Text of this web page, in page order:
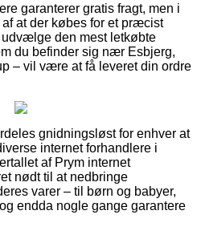
garanterer gratis fragt, men i
at der købes for et præcist
den mest letkøbte
du befinder sig nær Esbjerg,
– vil være at få leveret din ordre
gnidningsløst for enhver at
internet forhandlere i
af Prym internet
nødt til at nedbringe
varer – til børn og babyer,
endda nogle gange garantere